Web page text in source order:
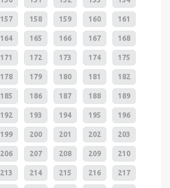
157 158 159 160 161
164 165 166 167 168
171 172 173 174 175
178 179 180 181 182
185 186 187 188 189
192 193 194 195 196
199 200 201 202 203
206 207 208 209 210
213 214 215 216 217